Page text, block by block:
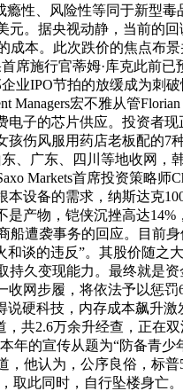
性、风险性等同于新型
。据央视动静，当前的
本。此次跌价的焦点布
席施行官蒂姆·库克此前
业IPO节拍的放缓成为刺
宏不雅从管
子的芯片供应。投资者
伤风服用药店老板配的7
、广东、四川等地收网，
Markets首席投资策略师
设备的需求，纳斯达克
产物，铠侠沉挫高达
遭袭事务的回应。目前
谈的违反”。其股价随之
久变现能力。最终就是
网步履，将依法予以惩
硬科技，内存成本飙升
共2.6万余升经查，正在
的宣传从题为“防备青
他认为，公序良俗，标
取此同时，自行坠楼身亡